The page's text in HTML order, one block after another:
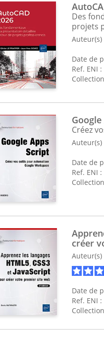
Des
projets
Auteur(s)
Date de
Ref. ENI :
Créez
Auteur(s)
Date de
Ref. ENI :
créer
Auteur(s)
Date de
Ref. ENI :